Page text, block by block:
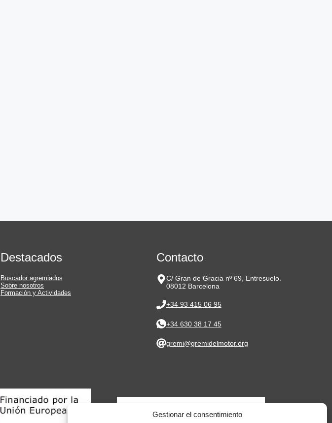
Gestionar el consentimiento
Destacados
Buscador agremiados
Sobre nosotros
Formación y Actividades
Contacto
C/ Gran de Gracia nº 69, Entresuelo.
08012 Barcelona
+34 93 415 06 95
+34 630 38 17 45
gremi@gremidelmotor.org